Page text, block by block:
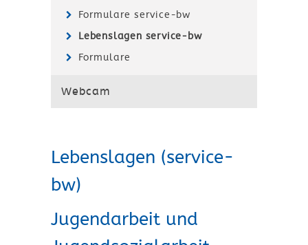
Formulare service-bw
Lebenslagen service-bw
Formulare
Webcam
Lebenslagen (service-
bw)
Jugendarbeit und